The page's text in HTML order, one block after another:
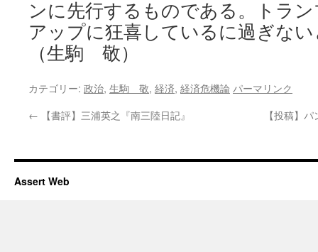
ンに先行するものである。トラ
アップに狂喜しているに過ぎな
（生駒 敬）
カテゴリー: 政治, 生駒 敬, 経済, 経済危機論 パーマリンク
← 【書評】三浦英之『南三陸日記』 【投稿】
Assert Web